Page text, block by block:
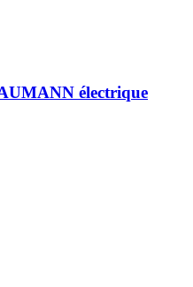
électrique